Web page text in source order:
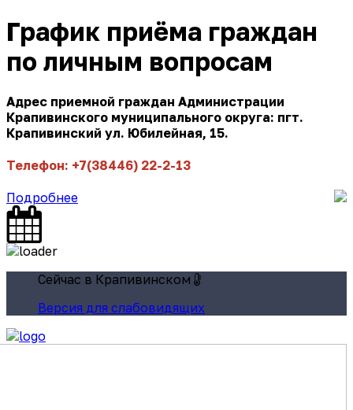
График приёма граждан
по личным вопросам
Адрес приемной граждан Администрации
Крапивинского муниципального округа: пгт.
Крапивинский ул. Юбилейная, 15.
Телефон: +7(38446) 22-2-13
Подробнее
Сейчас в Крапивинском
Версия для слабовидящих